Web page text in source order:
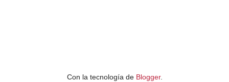
Con la tecnología de Blogger.